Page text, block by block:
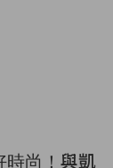
時尚！與凱